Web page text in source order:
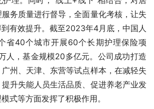
务质量进行督导，全面量化考核，让失
有效提升。截至2023年4月底，中国人
省40个城市开展60个长期护理保险项
人，基金规模20多亿元。公司成功打造
州、天津、东营等试点样本，在减轻失
升失能人员生活品质、促进养老产业发
式等方面发挥了积极作用。